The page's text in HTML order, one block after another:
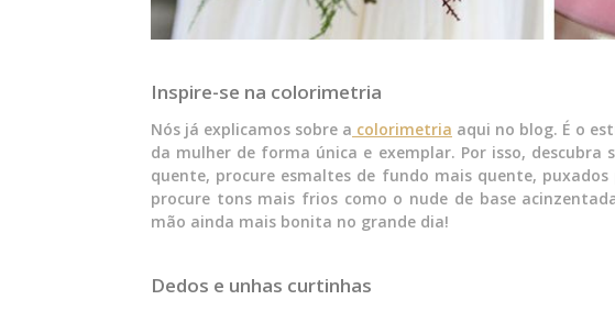
Inspire-se na colorimetria
Nós já explicamos sobre a colorimetria aqui no blog. É o
da mulher de forma única e exemplar. Por isso,
quente, procure esmaltes de fundo mais quente,
procure tons mais frios como o nude de base
mão ainda mais bonita no grande dia!
Dedos e unhas curtinhas